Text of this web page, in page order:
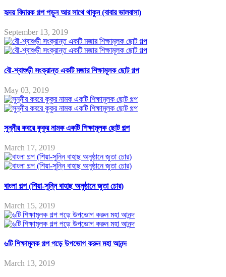
হৃদয় বিদারক গল্প পড়ুন আর সাথে থাকুন (বাবার ভালবাসা)
September 13, 2019
বৌ-শ্বাশুড়ী সংক্রান্ত একটি মজার শিক্ষামূলক ছোট গল্প
May 03, 2019
সুন্নীর কবরে কুকুর নামক একটি শিক্ষামূলক ছোট গল্প
March 17, 2019
বাংলা গল্প (শিয়া-সুন্নি বাহাছ অনুষ্ঠানে জুতা চোর)
March 15, 2019
৬টি শিক্ষামূলক গল্প পড়ে উপভোগ করুন মহা আনন্দ
March 13, 2019